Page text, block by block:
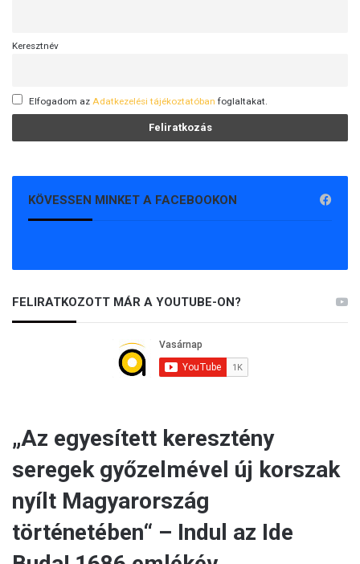
Keresztnév
Elfogadom az Adatkezelési tájékoztatóban foglaltakat.
KÖVESSEN MINKET A FACEBOOKON
FELIRATKOZOTT MÁR A YOUTUBE-ON?